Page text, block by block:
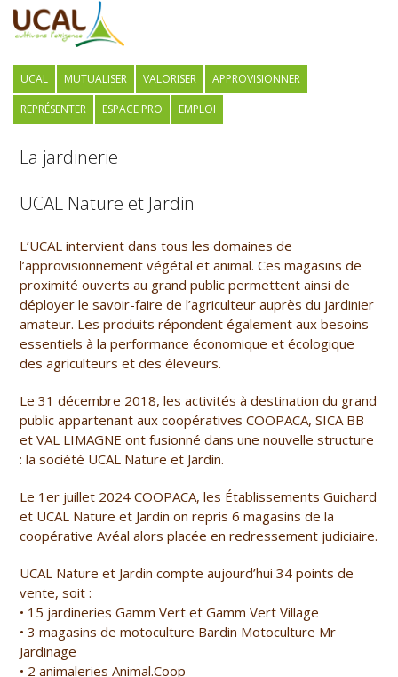
UCAL MUTUALISER VALORISER
APPROVISIONNER
REPRÉSENTER
ESPACE PRO EMPLOI
La jardinerie
UCAL Nature et Jardin
L’UCAL intervient dans tous les domaines de
l’approvisionnement végétal et animal. Ces magasins de
proximité ouverts au grand public permettent ainsi de
déployer le savoir-faire de l’agriculteur auprès du jardinier
amateur. Les produits répondent également aux besoins
essentiels à la performance économique et écologique
des agriculteurs et des éleveurs.
Le 31 décembre 2018, les activités à destination du grand
public appartenant aux coopératives COOPACA, SICA BB
et VAL LIMAGNE ont fusionné dans une nouvelle structure
: la société UCAL Nature et Jardin.
Le 1er juillet 2024 COOPACA, les Établissements Guichard
et UCAL Nature et Jardin on repris 6 magasins de la
coopérative Avéal alors placée en redressement judiciaire.
UCAL Nature et Jardin compte aujourd’hui 34 points de
vente, soit :
• 15 jardineries Gamm Vert et Gamm Vert Village
• 3 magasins de motoculture Bardin Motoculture Mr
Jardinage
• 2 animaleries Animal.Coop